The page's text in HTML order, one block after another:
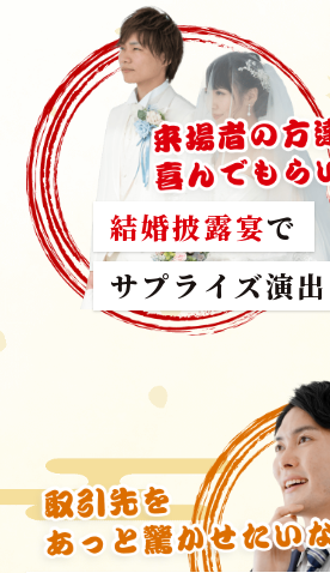
結婚披露宴で
サプライズ演